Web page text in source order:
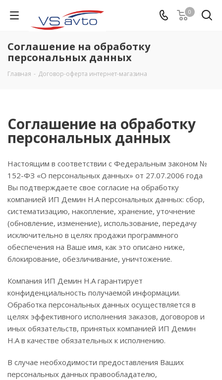
0
Соглашение на обработку
персональных данных
Главная - Договор-оферта интернет-магазина
Соглашение на обработку
персональных данных
Настоящим в соответствии с Федеральным законом №
152-ФЗ «О персональных данных» от 27.07.2006 года
Вы подтверждаете свое согласие на обработку
компанией ИП Демин Н.А персональных данных: сбор,
систематизацию, накопление, хранение, уточнение
(обновление, изменение), использование, передачу
исключительно в целях продажи программного
обеспечения на Ваше имя, как это описано ниже,
блокирование, обезличивание, уничтожение.
Компания ИП Демин Н.А гарантирует
конфиденциальность получаемой информации.
Обработка персональных данных осуществляется в
целях эффективного исполнения заказов, договоров и
иных обязательств, принятых компанией ИП Демин
Н.А в качестве обязательных к исполнению.
В случае необходимости предоставления Ваших
персональных данных правообладателю,